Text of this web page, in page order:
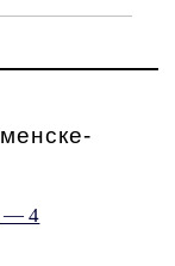
— 4